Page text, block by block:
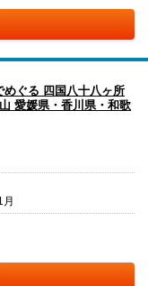
めぐる 四国八十八ヶ所
愛媛県・香川県・和歌